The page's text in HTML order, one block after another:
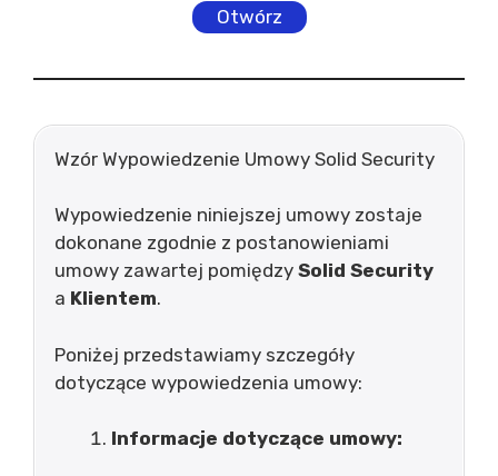
Otwórz
Wzór Wypowiedzenie Umowy Solid Security
Wypowiedzenie niniejszej umowy zostaje
dokonane zgodnie z postanowieniami
umowy zawartej pomiędzy Solid Security
a Klientem.
Poniżej przedstawiamy szczegóły
dotyczące wypowiedzenia umowy:
Informacje dotyczące umowy: